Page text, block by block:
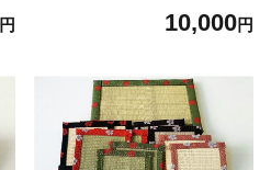
円 10,000円